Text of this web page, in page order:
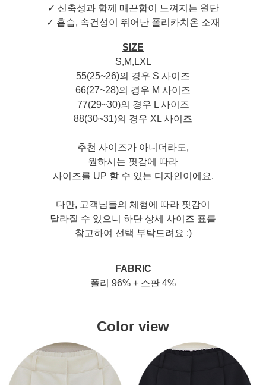
✓ 신축성과 함께 매끈함이 느껴지는 원단
✓ 흡습, 속건성이 뛰어난 폴리카치온 소재
SIZE
S,M,LXL
55(25~26)의 경우 S 사이즈
66(27~28)의 경우 M 사이즈
77(29~30)의 경우 L 사이즈
88(30~31)의 경우 XL 사이즈
추천 사이즈가 아니더라도,
원하시는 핏감에 따라
사이즈를 UP 할 수 있는 디자인이에요.
다만, 고객님들의 체형에 따라 핏감이
달라질 수 있으니 하단 상세 사이즈 표를
참고하여 선택 부탁드려요 :)
FABRIC
폴리 96% + 스판 4%
Color view